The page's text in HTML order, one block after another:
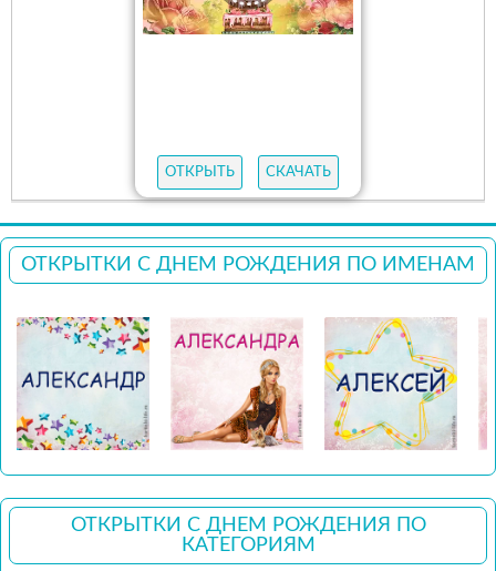
ОТКРЫТЬ СКАЧАТЬ
ОТКРЫТКИ С ДНЕМ РОЖДЕНИЯ ПО ИМЕНАМ
ОТКРЫТКИ С ДНЕМ РОЖДЕНИЯ ПО
КАТЕГОРИЯМ